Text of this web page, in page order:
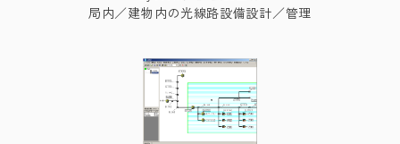
局内／建物内の光線路設備設計／管理